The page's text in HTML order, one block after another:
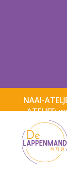
NAAI-
ATELJEE: